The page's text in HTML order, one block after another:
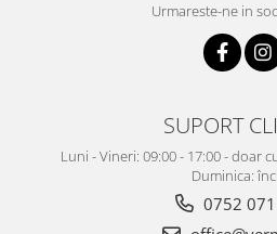
Urmareste-ne in
SUPORT
Luni - Vineri: 09:00 - 17:00 - doar
Duminica:
0752